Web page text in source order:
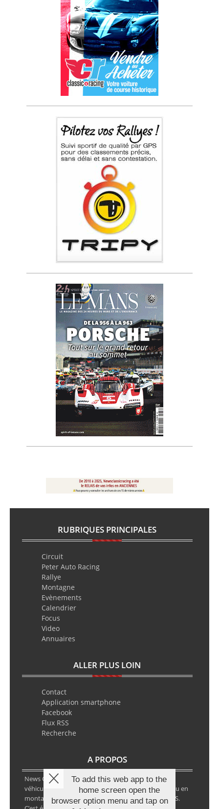
RUBRIQUES PRINCIPALES
Circuit
Peter Auto Racing
Rallye
Montagne
Evènements
Calendrier
Focus
Video
Annuaires
ALLER PLUS LOIN
Contact
Application smartphone
Facebook
Flux RSS
Recherche
A PROPOS
News Classic Racing est le portail de l’actualité du
véhicule historique. Que ce soit en circuit, en rallye ou en
montagne, vous y retrouverez les infos VHC ou VHRS.
To add this web app to the
home screen open the
browser option menu and tap on